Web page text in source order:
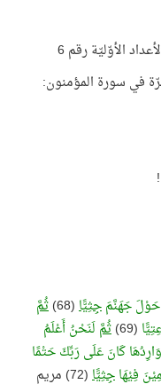
في سورة المؤمنون:
حَوْلَ جَهَنَّمَجِثِيًّا(68)
ثُمَّ
(69) ثُمَّلَنَحْنُ أَعْلَمُ
كَانَ عَلَى رَبِّكَ حَتْمًا
فِيْهَاجِثِيًّا(72) مريم